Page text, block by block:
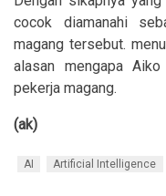
cocok diamanahi
magang tersebut.
alasan mengapa
pekerja magang.
(ak)
AI Artificial Intelligence